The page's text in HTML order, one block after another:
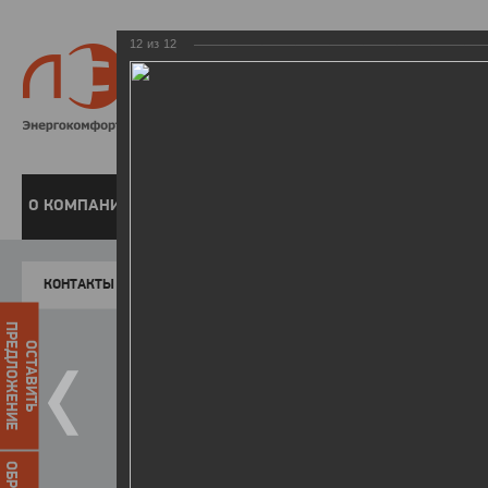
8 800
О КОМПАНИИ
КОНТАКТЫ
ОСТАВИТЬ
ПРЕДЛОЖЕНИЕ
12 из 12